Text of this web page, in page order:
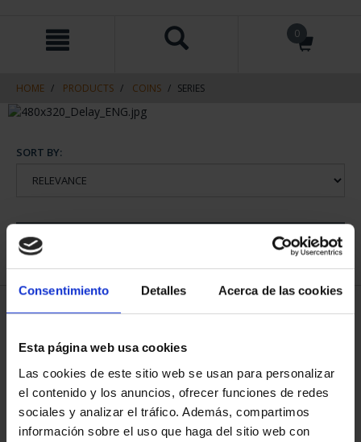
Consentimiento Detalles Acerca de las cookies
Esta página web usa cookies
Las cookies de este sitio web se usan para personalizar
el contenido y los anuncios, ofrecer funciones de redes
sociales y analizar el tráfico. Además, compartimos
información sobre el uso que haga del sitio web con
navigation
0
HOME PRODUCTS COINS SERIES
SORT BY:
1 Products found